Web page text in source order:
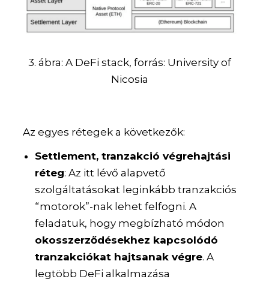
3. ábra: A DeFi stack, forrás: University of
Nicosia
Az egyes rétegek a következők:
Settlement, tranzakció végrehajtási
réteg: Az itt lévő alapvető
szolgáltatásokat leginkább tranzakciós
“motorok”-nak lehet felfogni. A
feladatuk, hogy megbízható módon
okosszerződésekhez kapcsolódó
tranzakciókat hajtsanak végre. A
legtöbb DeFi alkalmazása